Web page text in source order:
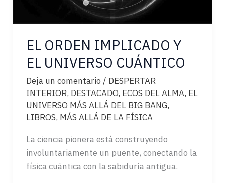
EL ORDEN IMPLICADO Y
EL UNIVERSO CUÁNTICO
Deja un comentario / DESPERTAR
INTERIOR, DESTACADO, ECOS DEL ALMA, EL
UNIVERSO MÁS ALLÁ DEL BIG BANG,
LIBROS, MÁS ALLÁ DE LA FÍSICA
La ciencia pionera está construyendo
involuntariamente un puente, conectando la
física cuántica con la sabiduría antigua.